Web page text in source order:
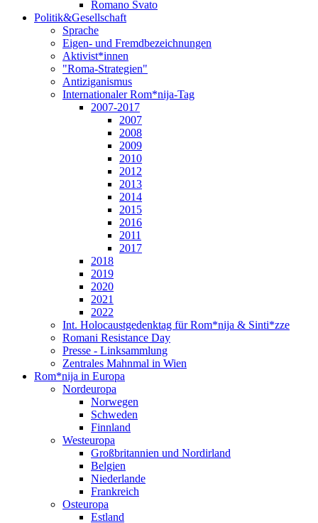
Romano Svato
Politik&Gesellschaft
Sprache
Eigen- und Fremdbezeichnungen
Aktivist*innen
"Roma-Strategien"
Antiziganismus
Internationaler Rom*nija-Tag
2007-2017
2007
2008
2009
2010
2012
2013
2014
2015
2016
2011
2017
2018
2019
2020
2021
2022
Int. Holocaustgedenktag für Rom*nija & Sinti*zze
Romani Resistance Day
Presse - Linksammlung
Zentrales Mahnmal in Wien
Rom*nija in Europa
Nordeuropa
Norwegen
Schweden
Finnland
Westeuropa
Großbritannien und Nordirland
Belgien
Niederlande
Frankreich
Osteuropa
Estland